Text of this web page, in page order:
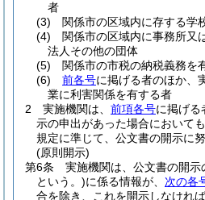
者
(3)
関係市の区域内に存する学
(4)
関係市の区域内に事務所又
法人その他の団体
(5)
関係市の市税の納税義務を
(6)
前各号に掲げる者のほか、
業に利害関係を有する者
2
実施機関は、 前項各号に掲げる
示の申出があった場合においても
規定に準じて、公文書の開示に
(原則開示)
第6条
実施機関は、公文書の開示
という。)に係る情報が、 次の各
合を除き、これを開示しなければ